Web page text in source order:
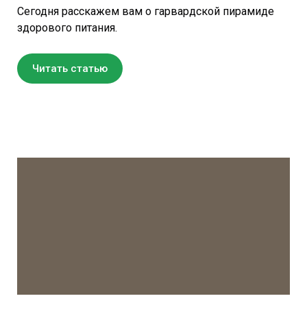
Сегодня расскажем вам о гарвардской пирамиде
здорового питания.
Читать статью